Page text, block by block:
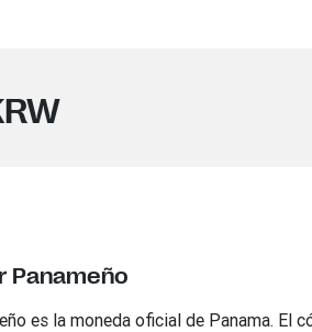
Panameño
es la moneda oficial de Panama. El